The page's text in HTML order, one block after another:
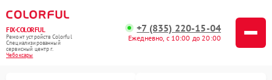
FIX-COLORFUL
Ремонт устройств Colorful
Специализированный
cервисный центр г.
Чебоксары
+7 (835) 220-15-04
Ежедневно, с 10:00 до 20:00